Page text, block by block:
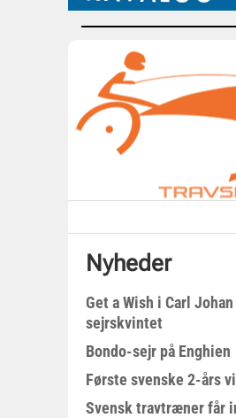
Nyheder
Get a Wish i Carl
sejrskvintet
Bondo-sejr på Enghien
Første svenske 2-års
Svensk travtræner får